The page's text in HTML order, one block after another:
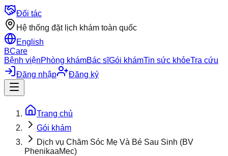
Đối tác
Hệ thống đặt lịch khám toàn quốc
English
BCare
Bệnh việnPhòng khámBác sĩGói khámTin sức khỏeTra cứu
Đăng nhập
Đăng ký
Trang chủ
Gói khám
Dịch vụ Chăm Sóc Mẹ Và Bé Sau Sinh (BV
PhenikaaMec)